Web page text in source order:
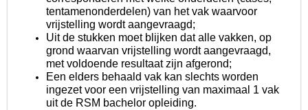
tentamenonderdelen) van het vak waarvoor
vrijstelling wordt aangevraagd;
Uit de stukken moet blijken dat alle vakken, op
grond waarvan vrijstelling wordt aangevraagd,
met voldoende resultaat zijn afgerond;
Een elders behaald vak kan slechts worden
ingezet voor een vrijstelling van maximaal 1 vak
uit de RSM bachelor opleiding.